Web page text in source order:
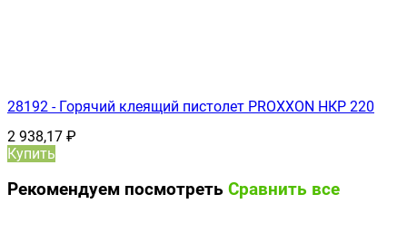
28192 - Горячий клеящий пистолет PROXXON НКР 220
2 938,17 ₽
Купить
Рекомендуем посмотреть Сравнить все